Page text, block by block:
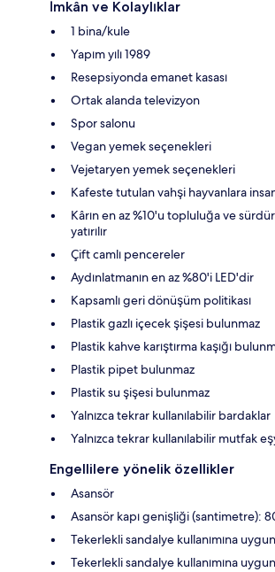
İmkân ve Kolaylıklar
1 bina/kule
Yapım yılı 1989
Resepsiyonda emanet kasası
Ortak alanda televizyon
Spor salonu
Vegan yemek seçenekleri
Vejetaryen yemek seçenekleri
Kafeste tutulan vahşi hayvanlara
Kârın en az %10'u topluluğa ve
yatırılır
Çift camlı pencereler
Aydınlatmanın en az %80'i LED'dir
Kapsamlı geri dönüşüm politikası
Plastik gazlı içecek şişesi bulunmaz
Plastik kahve karıştırma kaşığı
Plastik pipet bulunmaz
Plastik su şişesi bulunmaz
Yalnızca tekrar kullanılabilir bardaklar
Yalnızca tekrar kullanılabilir mutfak
Engellilere yönelik özellikler
Asansör
Asansör kapı genişliği (santimetre):
Tekerlekli sandalye kullanımına
Tekerlekli sandalye kullanımına